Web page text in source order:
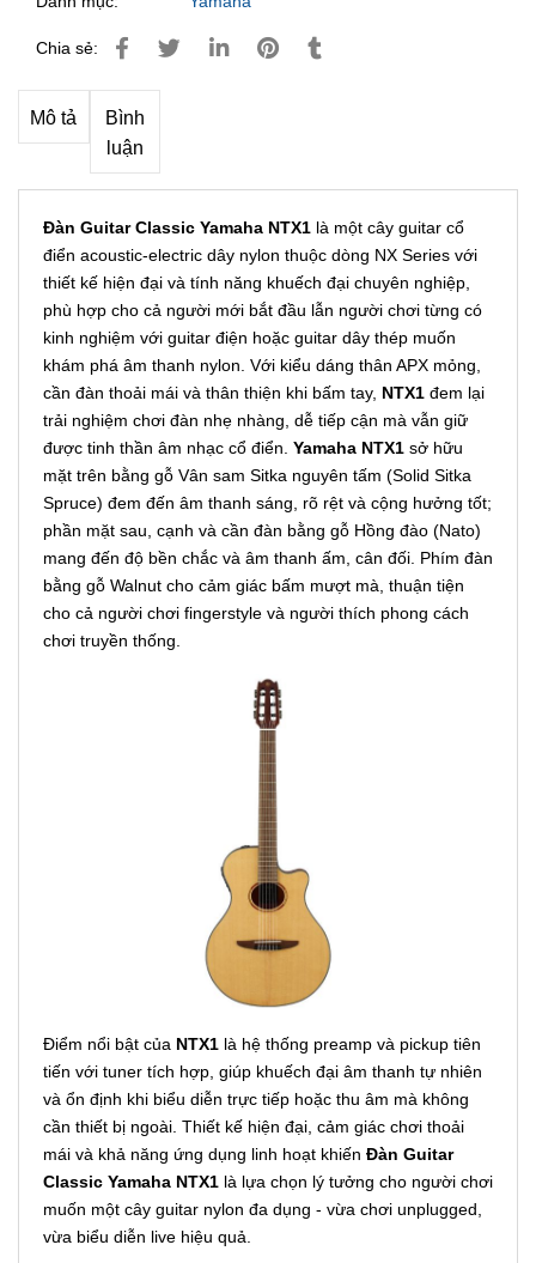
Chia sẻ:
Mô tả
Bình
luận
Đàn Guitar Classic Yamaha NTX1 là một cây guitar cổ
điển acoustic-electric dây nylon thuộc dòng NX Series với
thiết kế hiện đại và tính năng khuếch đại chuyên nghiệp,
phù hợp cho cả người mới bắt đầu lẫn người chơi từng có
kinh nghiệm với guitar điện hoặc guitar dây thép muốn
khám phá âm thanh nylon. Với kiểu dáng thân APX mỏng,
cần đàn thoải mái và thân thiện khi bấm tay, NTX1 đem lại
trải nghiệm chơi đàn nhẹ nhàng, dễ tiếp cận mà vẫn giữ
được tinh thần âm nhạc cổ điển. Yamaha NTX1 sở hữu
mặt trên bằng gỗ Vân sam Sitka nguyên tấm (Solid Sitka
Spruce) đem đến âm thanh sáng, rõ rệt và cộng hưởng tốt;
phần mặt sau, cạnh và cần đàn bằng gỗ Hồng đào (Nato)
mang đến độ bền chắc và âm thanh ấm, cân đối. Phím đàn
bằng gỗ Walnut cho cảm giác bấm mượt mà, thuận tiện
cho cả người chơi fingerstyle và người thích phong cách
chơi truyền thống.
Điểm nổi bật của NTX1 là hệ thống preamp và pickup tiên
tiến với tuner tích hợp, giúp khuếch đại âm thanh tự nhiên
và ổn định khi biểu diễn trực tiếp hoặc thu âm mà không
cần thiết bị ngoài. Thiết kế hiện đại, cảm giác chơi thoải
mái và khả năng ứng dụng linh hoạt khiến Đàn Guitar
Classic Yamaha NTX1 là lựa chọn lý tưởng cho người chơi
muốn một cây guitar nylon đa dụng - vừa chơi unplugged,
vừa biểu diễn live hiệu quả.